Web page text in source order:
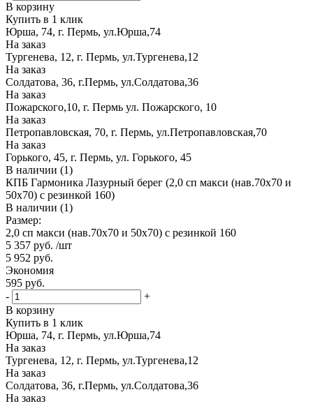
В корзину
Купить в 1 клик
Юрша, 74, г. Пермь, ул.Юрша,74
На заказ
Тургенева, 12, г. Пермь, ул.Тургенева,12
На заказ
Солдатова, 36, г.Пермь, ул.Солдатова,36
На заказ
Пожарского,10, г. Пермь ул. Пожарского, 10
На заказ
Петропавловская, 70, г. Пермь, ул.Петропавловская,70
На заказ
Горького, 45, г. Пермь, ул. Горького, 45
В наличии (1)
КПБ Гармоника Лазурный берег (2,0 сп макси (нав.70х70 и
50х70) с резинкой 160)
В наличии (1)
Размер:
2,0 сп макси (нав.70х70 и 50х70) с резинкой 160
5 357 руб. /шт
5 952 руб.
Экономия
595 руб.
-
+
В корзину
Купить в 1 клик
Юрша, 74, г. Пермь, ул.Юрша,74
На заказ
Тургенева, 12, г. Пермь, ул.Тургенева,12
На заказ
Солдатова, 36, г.Пермь, ул.Солдатова,36
На заказ